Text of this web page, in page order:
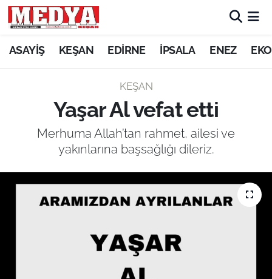
ASAYİŞ KEŞAN EDİRNE İPSALA ENEZ
KEŞAN
Yaşar Al vefat etti
Merhuma Allah’tan rahmet, ailesi ve
yakınlarına başsağlığı dileriz.
KEŞAN
ASAYİŞ
SİYASET
GÜNDEM
EKONOMİ